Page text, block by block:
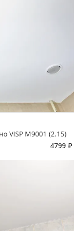
VISP M9001 (2.15)
4799